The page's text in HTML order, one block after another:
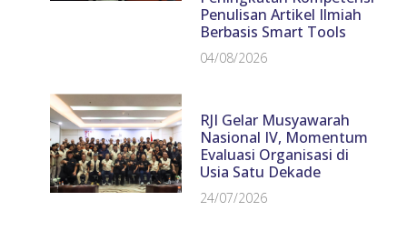
Penulisan Artikel Ilmiah
Berbasis Smart Tools
04/08/2026
RJI Gelar Musyawarah
Nasional IV, Momentum
Evaluasi Organisasi di
Usia Satu Dekade
24/07/2026